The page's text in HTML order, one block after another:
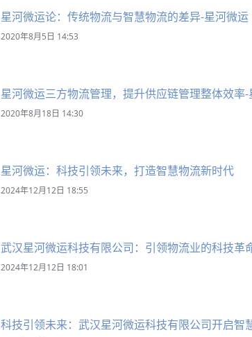
星河微运论：传统物流与智慧物流的差异-星河微运
2020年8月5日 14:53
星河微运三方物流管理，提升供应链管理整体效率
2020年8月18日 14:30
星河微运：科技引领未来，打造智慧物流新时代
2024年12月12日 18:55
武汉星河微运科技有限公司：引领物流业的科技革
2024年12月12日 18:01
科技引领未来：武汉星河微运科技有限公司开启智